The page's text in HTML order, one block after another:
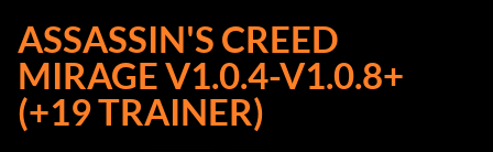
ASSASSIN'S CREED
MIRAGE V1.0.4-V1.0.8+
(+19 TRAINER)